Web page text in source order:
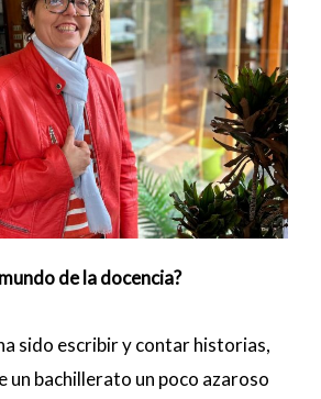
de la docencia?
sido escribir y contar historias,
un bachillerato un poco azaroso